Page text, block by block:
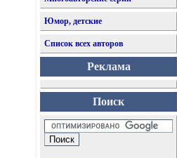
Юмор, детские
Список всех авторов
Реклама
Поиск